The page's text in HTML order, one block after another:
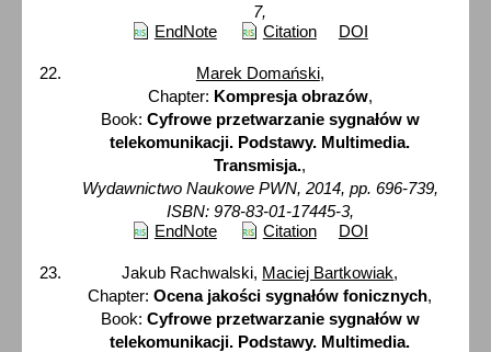
7,
EndNote
Citation DOI
Marek Domański,
Chapter: Kompresja obrazów,
Book: Cyfrowe przetwarzanie sygnałów w
telekomunikacji. Podstawy. Multimedia.
Transmisja.,
Wydawnictwo Naukowe PWN, 2014, pp. 696-739,
ISBN: 978-83-01-17445-3,
EndNote
Citation DOI
Jakub Rachwalski, Maciej Bartkowiak,
Chapter:Ocena jakości sygnałów fonicznych,
Book: Cyfrowe przetwarzanie sygnałów w
telekomunikacji. Podstawy. Multimedia.